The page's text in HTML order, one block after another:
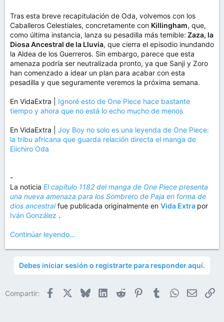
Tras esta breve recapitulación de Oda, volvemos con los
Caballeros Celestiales, concretamente con Killingham, que,
como última instancia, lanza su pesadilla más temible: Zaza, la
Diosa Ancestral de la Lluvia, que cierra el episodio inundando
la Aldea de los Guerreros. Sin embargo, parece que esta
amenaza podría ser neutralizada pronto, ya que Sanji y Zoro
han comenzado a idear un plan para acabar con esta
pesadilla y que seguramente veremos la próxima semana.
En VidaExtra | Ignoré esto de One Piece hace bastante
tiempo y ahora que no está lo echo mucho de menos
En VidaExtra | Joy Boy no solo es una leyenda de One Piece:
la tribu africana que guarda relación directa el manga de
Eiichiro Oda
-
La noticia El capítulo 1182 del manga de One Piece presenta
una nueva amenaza para los Sombrero de Paja en forma de
dios ancestralfue publicada originalmente en Vida Extra por
Iván González .
Continúar leyendo...
Debes iniciar sesión o registrarte para responder aquí.
Compartir: Facebook BlueskyLinkedIn
Reddit PinterestTumblrWhatsApp
Email